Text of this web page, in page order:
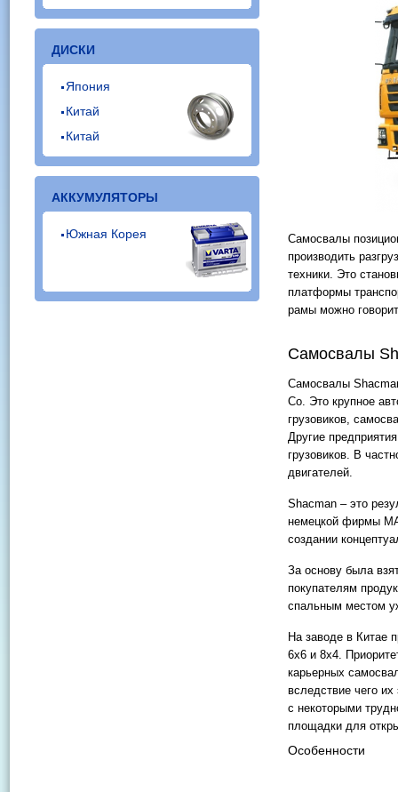
ДИСКИ
Япония
Китай
Китай
АККУМУЛЯТОРЫ
Южная Корея
Самосвалы
производить
техники. Это
платформы
рамы можно
Самосвалы
Самосвалы
Co. Это крупное
грузовиков,
Другие
грузовиков. В
двигателей.
Shacman – это
немецкой фирмы
создании
За основу была
покупателям
спальным местом
На заводе в Китае
6х6 и 8х4.
карьерных
вследствие чего
с некоторыми
площадки для
Особенности